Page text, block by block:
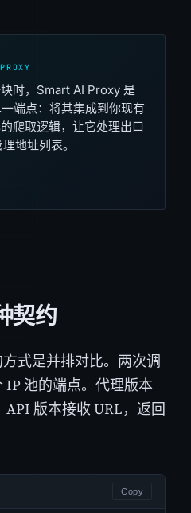
时，Smart AI Proxy 是
端点：将其集成到你现有
爬取逻辑，让它处理出口
地址列表。
契约
式是并排对比。两次调
池的端点。代理版本
版本接收 URL，返回
Copy